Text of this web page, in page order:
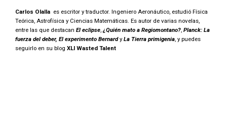
Carlos Olalla es escritor y traductor. Ingeniero Aeronáutico, estudió Física
Teórica, Astrofísica y Ciencias Matemáticas. Es autor de varias novelas,
entre las que destacan El eclipse, ¿Quién mato a Regiomontano?, Planck: La
fuerza del deber, El experimento Bernardy La Tierra primigenia, y puedes
seguirlo en su blog XLI Wasted Talent